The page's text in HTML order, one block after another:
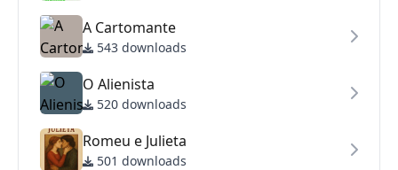
A Cartomante
543 downloads
O Alienista
520 downloads
Romeu e Julieta
501 downloads